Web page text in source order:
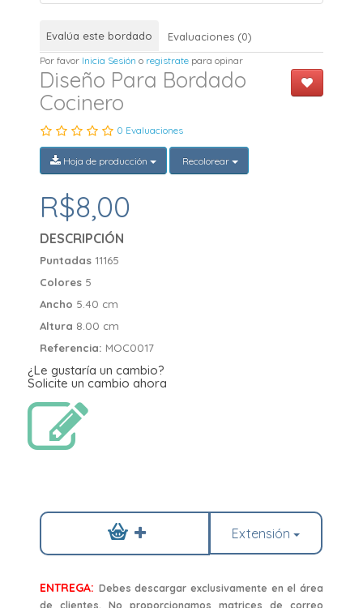
Evalúa este bordado Evaluaciones (0)
Por favor Inicia Sesión o registrate para opinar
Diseño Para Bordado
Cocinero
0 Evaluaciones
Hoja de producción Recolorear
R$8,00
DESCRIPCIÓN
Puntadas 11165
Colores 5
Ancho 5.40 cm
Altura 8.00 cm
Referencia: MOC0017
¿Le gustaría un cambio?
Solicite un cambio ahora
Extensión
ENTREGA: Debes descargar exclusivamente en el área
de clientes. No proporcionamos matrices de correo